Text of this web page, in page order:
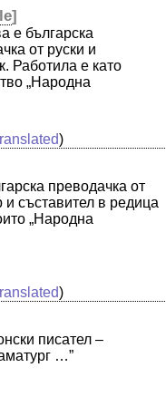
]
е българска
от руски и
Работила е като
„Народна
)
преводачка от
и съставител в редица
„Народна
)
писател –
…”